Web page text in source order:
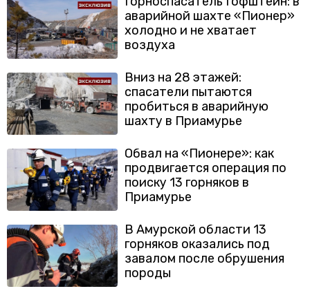
аварийной шахте «Пионер»
холодно и не хватает
воздуха
Вниз на 28 этажей:
спасатели пытаются
пробиться в аварийную
шахту в Приамурье
Обвал на «Пионере»: как
продвигается операция по
поиску 13 горняков в
Приамурье
В Амурской области 13
горняков оказались под
завалом после обрушения
породы